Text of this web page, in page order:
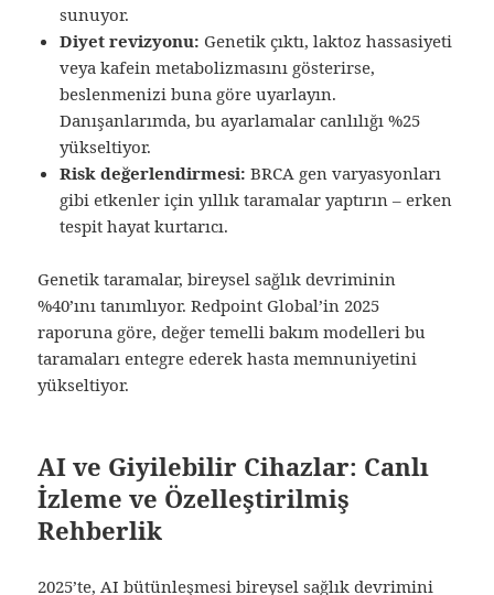
sunuyor.
Diyet revizyonu: Genetik çıktı, laktoz hassasiyeti
veya kafein metabolizmasını gösterirse,
beslenmenizi buna göre uyarlayın.
Danışanlarımda, bu ayarlamalar canlılığı %25
yükseltiyor.
Risk değerlendirmesi: BRCA gen varyasyonları
gibi etkenler için yıllık taramalar yaptırın – erken
tespit hayat kurtarıcı.
Genetik taramalar, bireysel sağlık devriminin
%40’ını tanımlıyor. Redpoint Global’in 2025
raporuna göre, değer temelli bakım modelleri bu
taramaları entegre ederek hasta memnuniyetini
yükseltiyor.
AI ve Giyilebilir Cihazlar: Canlı
İzleme ve Özelleştirilmiş
Rehberlik
2025’te, AI bütünleşmesi bireysel sağlık devrimini